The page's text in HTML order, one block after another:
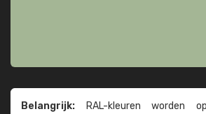
Belangrijk: RAL-kleuren worden